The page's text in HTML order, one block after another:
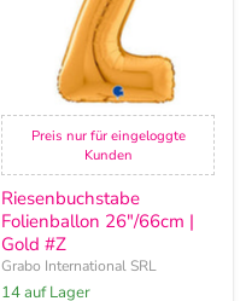
Preis nur für eingeloggte
Kunden
Riesenbuchstabe
Folienballon 26"/66cm |
Gold #Z
Grabo International SRL
14 auf Lager